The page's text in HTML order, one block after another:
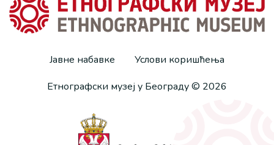
Јавне набавке
Услови коришћења
Етнографски музеј у Београду © 2026